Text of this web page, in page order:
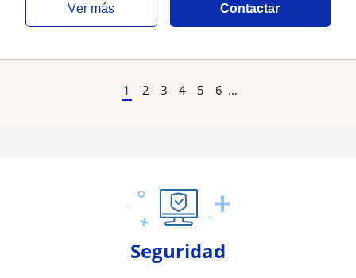
ver más Contactar
1 2 3 4 5 6 ...
Seguridad